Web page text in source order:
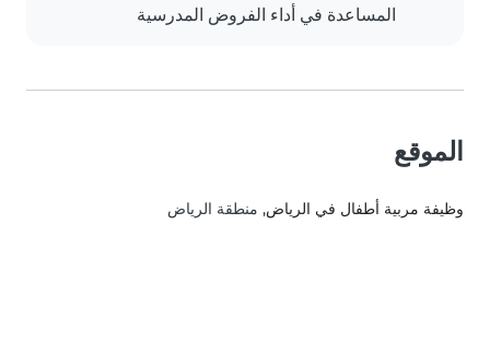
المساعدة في أداء الفروض المدرسية
الموقع
وظيفة مربية أطفال في الرياض, منطقة الرياض‎